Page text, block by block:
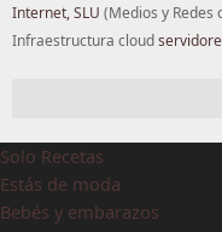
Internet, SLU (Medios y Redes
Infraestructura cloud
Solo Recetas
Estás de moda
Bebés y embarazos